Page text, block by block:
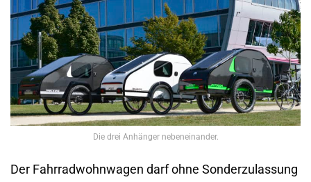
Die drei Anhänger nebeneinander.
Der Fahrradwohnwagen darf ohne Sonderzulassung